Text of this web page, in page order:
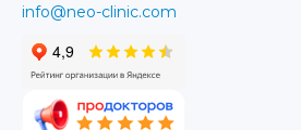
info@neo-clinic.com